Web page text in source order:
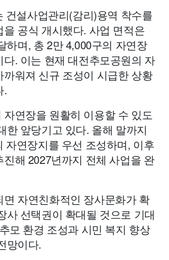
건설사업관리(감리)용역 착수를
공식 개시했다. 사업 면적은
하며, 총 2만 4,000구의 자연장
. 이는 현재 대전추모공원의 자
워져 신규 조성이 시급한 상황
.
연장을 원활히 이용할 수 있도
한 앞당기고 있다. 올해 말까지
자연장지를 우선 조성하며, 이후
해 2027년까지 전체 사업을 완
자연친화적인 장사문화가 확
사 선택권이 확대될 것으로 기대
모 환경 조성과 시민 복지 향상
망이다.